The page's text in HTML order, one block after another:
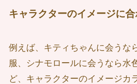
キャラクターのイメージに
例えば、キティちゃんに会うな
服、シナモロールに会うなら水
ど、キャラクターのイメージカ